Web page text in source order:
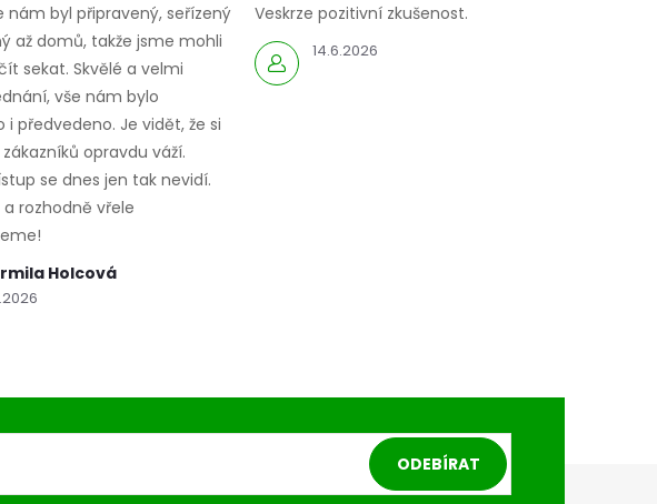
Holcová
nám byl připravený, seřízený
až domů, takže jsme mohli
sekat. Skvělé a velmi
vše nám bylo
i předvedeno. Je vidět, že si
opravdu váží.
se dnes jen tak nevidí.
rozhodně vřele
14.6.2026
Veskrze pozitivní zkušenost.
ODEBÍRAT